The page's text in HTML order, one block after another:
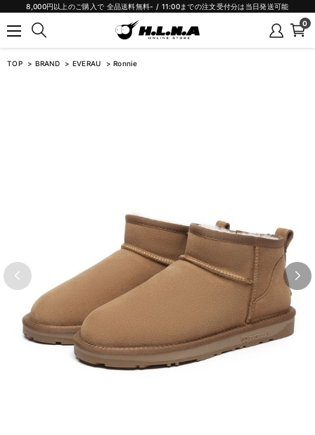
8,000円以上のご購入で 全品送料無料- / 11:00までの注文受付分は当日発送可能
0
TOP BRAND EVERAU Ronnie